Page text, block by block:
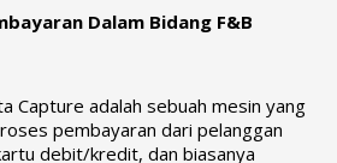
Dalam Bidang F&B
Capture adalah sebuah mesin yang
pembayaran dari pelanggan
debit/kredit, dan biasanya